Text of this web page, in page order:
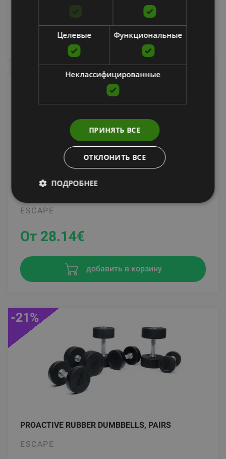
добавить в корзину
ESCAPE
От 28.14€
добавить в корзину
PROACTIVE RUBBER DUMBBELLS, PAIRS
ESCAPE
-21%
Целевые Функциональные
Неклассифицированные
ПРИНЯТЬ ВСЕ
ОТКЛОНИТЬ ВСЕ
ПОДРОБНЕЕ